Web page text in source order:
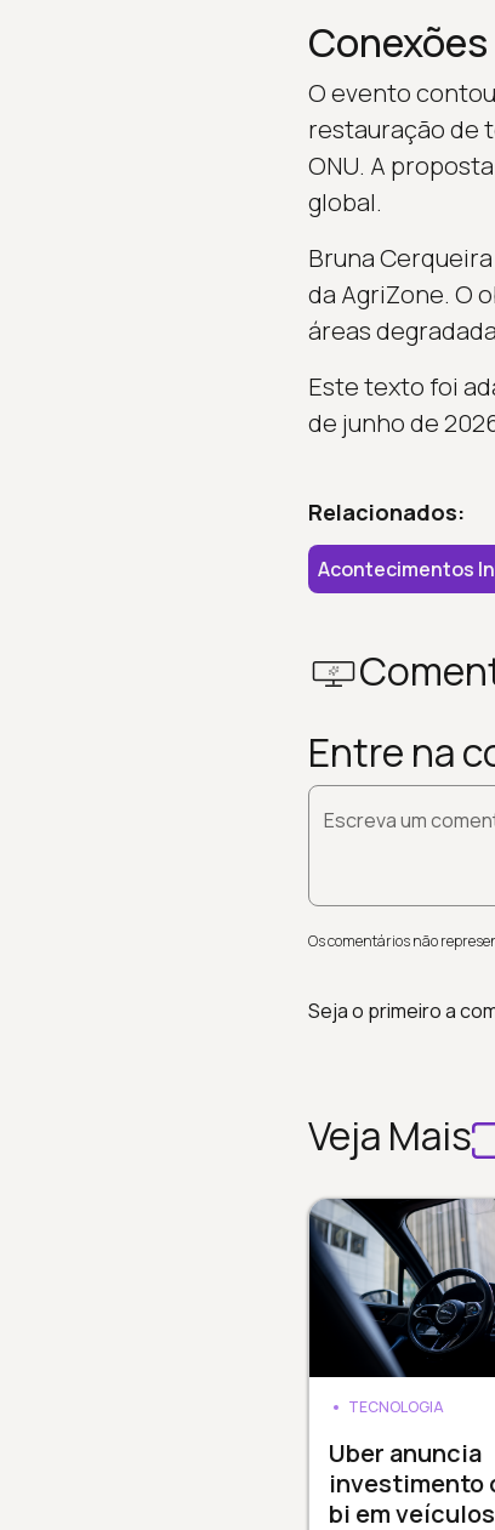
O evento
restauração de
ONU. A
global.
Bruna
da AgriZone. O
áreas
Este texto foi
de junho de
Relacionados:
Acontecimentos
Entre na
Escreva um
Os comentários não
Seja o primeiro a
Veja Mais
TECNOLOGIA
Uber anuncia
investimento
bi em veículos